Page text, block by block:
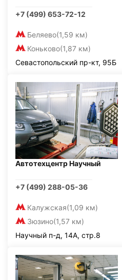
+7 (499) 653-72-12
Беляево(1,59 км)
Коньково(1,87 км)
Севастопольский пр-кт, 95Б
Автотехцентр Научный
+7 (499) 288-05-36
Калужская(1,09 км)
Зюзино(1,57 км)
Научный п-д, 14А, стр.8